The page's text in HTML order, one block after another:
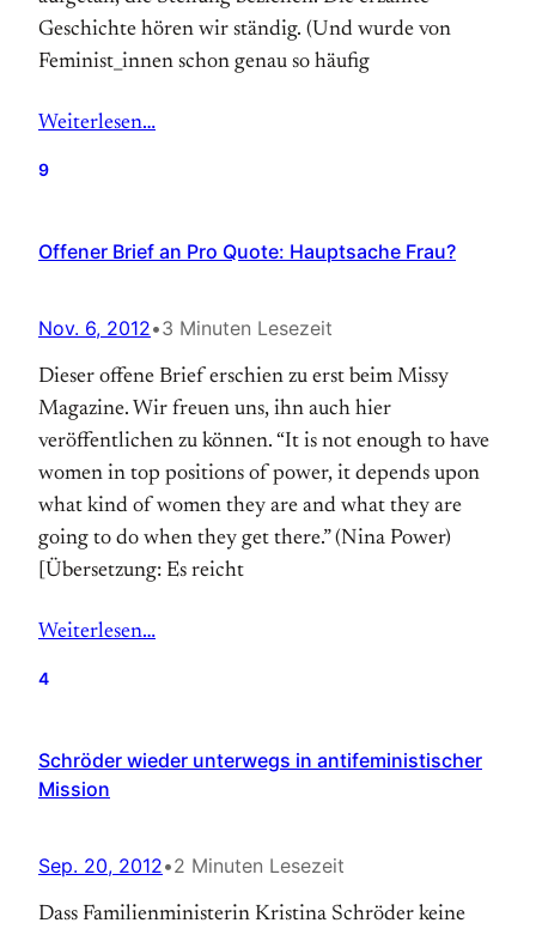
Geschichte hören wir ständig. (Und wurde von
Feminist_innen schon genau so häufig
Weiterlesen…
9
Offener Brief an Pro Quote: Hauptsache Frau?
Nov. 6, 2012•3 Minuten Lesezeit
Dieser offene Brief erschien zu erst beim Missy
Magazine. Wir freuen uns, ihn auch hier
veröffentlichen zu können. “It is not enough to have
women in top positions of power, it depends upon
what kind of women they are and what they are
going to do when they get there.” (Nina Power)
[Übersetzung: Es reicht
Weiterlesen…
4
Schröder wieder unterwegs in antifeministischer
Mission
Sep. 20, 2012•2 Minuten Lesezeit
Dass Familienministerin Kristina Schröder keine